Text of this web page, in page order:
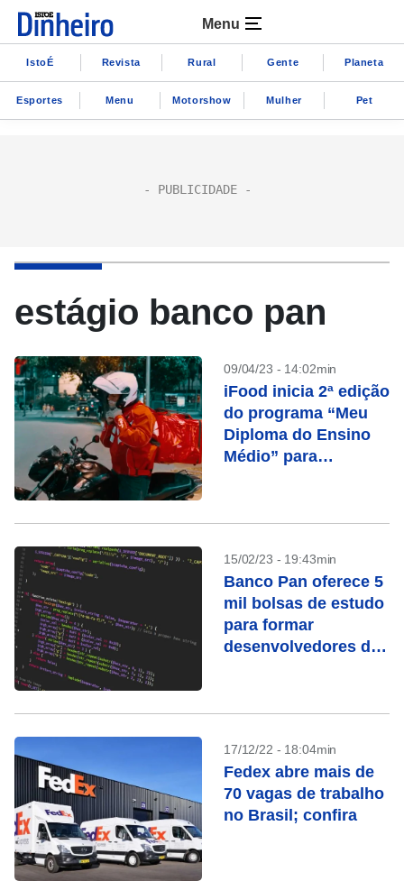
Menu
IstoÉ Revista Rural Gente Planeta
Esportes Menu Motorshow Mulher Pet
estágio banco pan
09/04/23 - 14:02min
iFood inicia 2ª edição
do programa “Meu
Diploma do Ensino
Médio” para
15/02/23 - 19:43min
Banco Pan oferece 5
mil bolsas de estudo
para formar
desenvolvedores de
17/12/22 - 18:04min
Fedex abre mais de
70 vagas de trabalho
no Brasil; confira